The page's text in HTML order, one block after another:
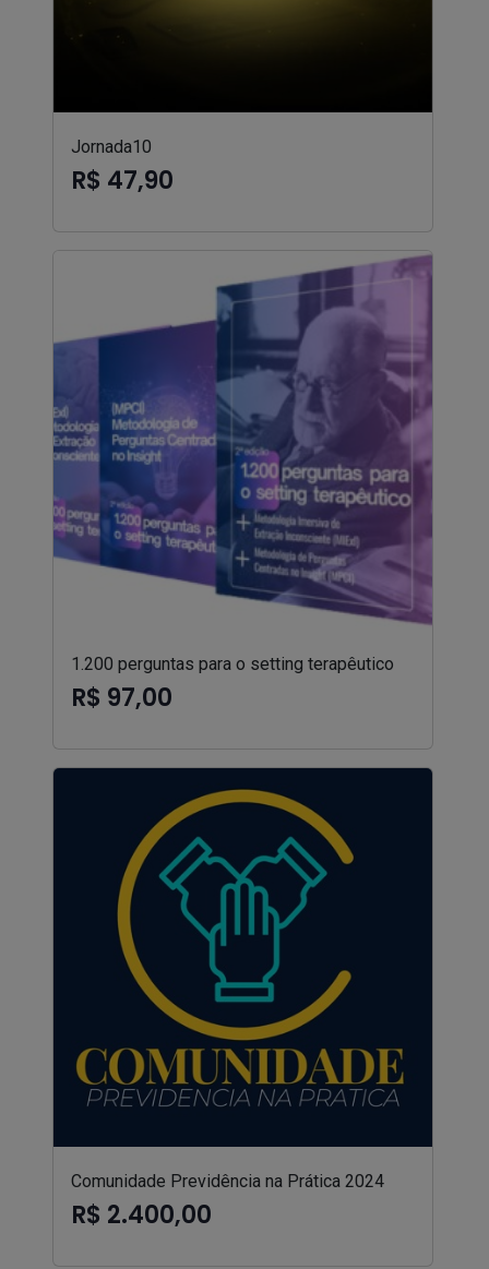
Jornada10
R$ 47,90
1.200 perguntas para o setting terapêutico
R$ 97,00
Comunidade Previdência na Prática 2024
R$ 2.400,00